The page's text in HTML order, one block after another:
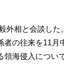
外相と会談した
者の往来を11月
海侵入につい